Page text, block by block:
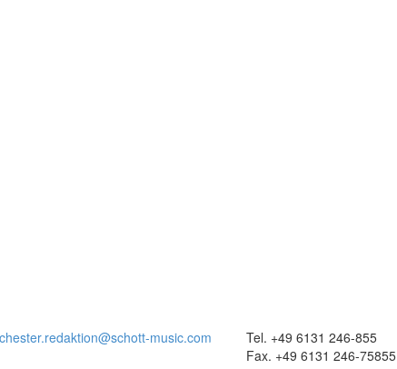
music.com
Tel. +49 6131 246-855
Fax. +49 6131 246-75855